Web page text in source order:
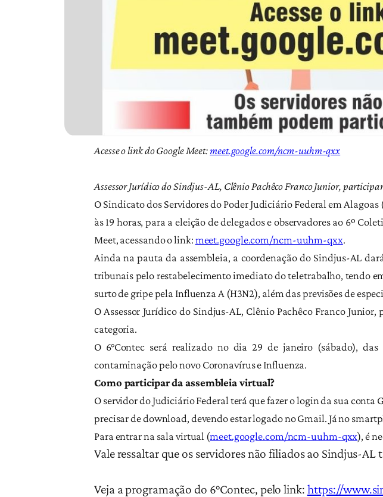
Acesse o link do Google Meet:meet.google.com/ncm-uuhm-qxx
Assessor Jurídico do Sindjus-AL, Clênio Pachêco Franco Junior,
O Sindicato dos Servidores do Poder Judiciário Federal em
às 19 horas, para a eleição de delegados e observadores ao 6º
Meet, acessando o link:meet.google.com/ncm-uuhm-qxx.
Ainda na pauta da assembleia, a coordenação do Sindjus-AL
tribunais pelo restabelecimento imediato do teletrabalho, tendo
surto de gripe pela Influenza A (H3N2), além das previsões de
O Assessor Jurídico do Sindjus-AL, Clênio Pachêco Franco
categoria.
O 6°Contec será realizado no dia 29 de janeiro (sábado),
contaminação pelo novo Coronavírus e Influenza.
Como participar da assembleia virtual?
O servidor do Judiciário Federal terá que fazer o login da sua
precisar de download, devendo estar logado no Gmail. Já no
Para entrar na sala virtual (meet.google.com/ncm-uuhm-qxx), é
Vale ressaltar que os servidores não filiados ao Sindjus-
Veja a programação do 6°Contec, pelo link: https://